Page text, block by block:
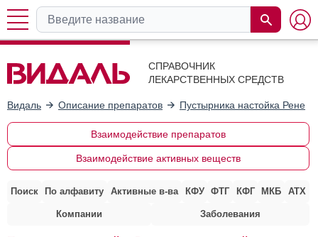
СПРАВОЧНИК
ЛЕКАРСТВЕННЫХ СРЕДСТВ
Видаль Описание препаратов Пустырника настойка
Взаимодействие препаратов
Взаимодействие активных веществ
Поиск По алфавиту Активные в-ва КФУ ФТГ КФГ МКБ АТХ
Компании Заболевания